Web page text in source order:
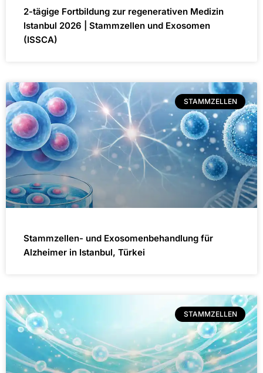
2-tägige Fortbildung zur regenerativen Medizin
Istanbul 2026 | Stammzellen und Exosomen
(ISSCA)
STAMMZELLEN
Stammzellen- und Exosomenbehandlung für
Alzheimer in Istanbul, Türkei
STAMMZELLEN